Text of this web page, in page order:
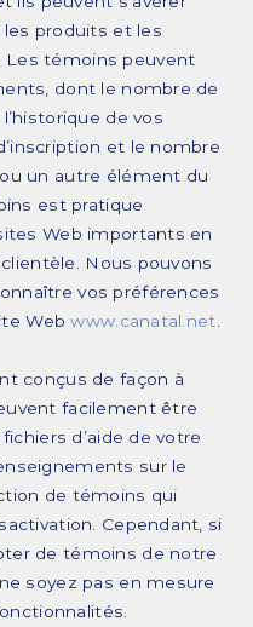
les produits et les
Les témoins peuvent
dont le nombre de
de vos
et le nombre
un autre élément du
est pratique
Web importants en
Nous pouvons
vos préférences
Webwww.canatal.net
conçus de façon à
facilement être
d’aide de votre
sur le
de témoins qui
Cependant, si
de témoins de notre
soyez pas en mesure